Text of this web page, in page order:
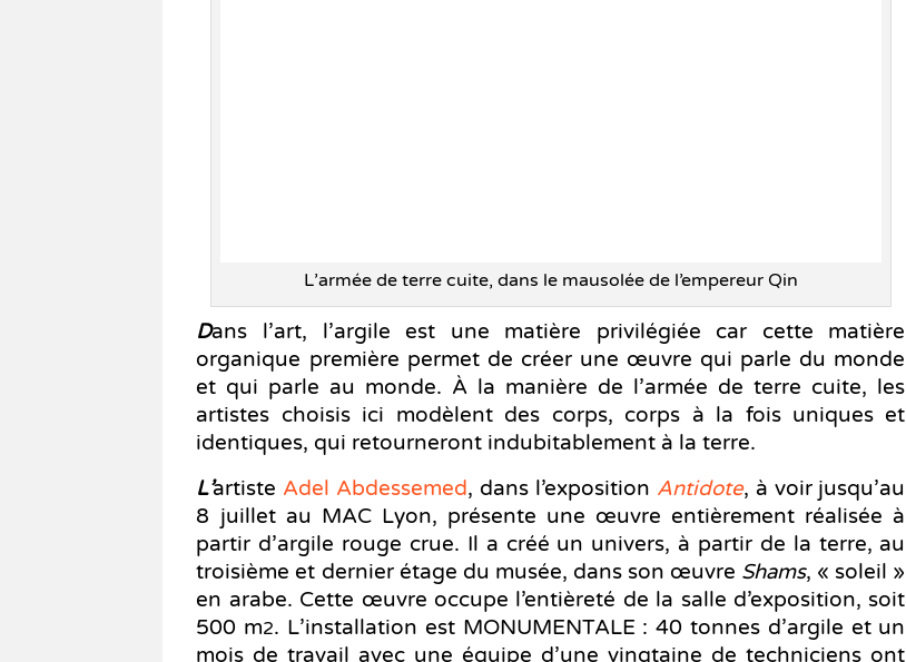
L’armée de terre cuite, dans le mausolée de l’empereur Qin
Dans l’art, l’argile est une matière privilégiée car cette matière
organique première permet de créer une œuvre qui parle du monde
et qui parle au monde. À la manière de l’armée de terre cuite, les
artistes choisis ici modèlent des corps, corps à la fois uniques et
identiques, qui retourneront indubitablement à la terre.
L’artiste Adel Abdessemed, dans l’exposition Antidote, à voir jusqu’au
8 juillet au MAC Lyon, présente une œuvre entièrement réalisée à
partir d’argile rouge crue. Il a créé un univers, à partir de la terre, au
troisième et dernier étage du musée, dans son œuvre Shams, « soleil »
en arabe. Cette œuvre occupe l’entièreté de la salle d’exposition, soit
500 m2. L’installation est MONUMENTALE : 40 tonnes d’argile et un
mois de travail avec une équipe d’une vingtaine de techniciens ont